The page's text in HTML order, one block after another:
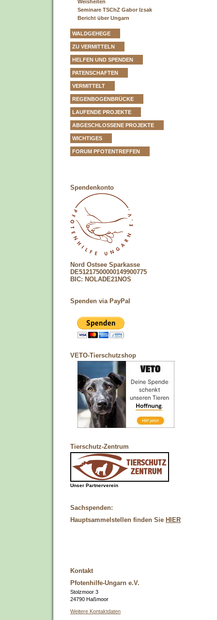
Weisheiten
Seminare TSChZ Gabor Izsak
Bericht über Ungarn
WALDGEHEGE
ZU VERMITTELN
HELFEN UND SPENDEN
PATENSCHAFTEN
VERMITTELT
REGENBOGENBRÜCKE
LAUFENDE PROJEKTE
ABGESCHLOSSENE PROJEKTE
WICHTIGES
FORUM PFOTENTREFFEN
Spendenkonto
Nord Ostsee Sparkasse
DE51217500000149900775
BIC: NOLADE21NOS
Spenden via PayPal
VETO-Tierschutzshop
Tierschutz-Zentrum
Unser Partnerverein
Sachspenden:
Hauptsammelstellen finden Sie HIER
Kontakt
Pfotenhilfe-Ungarn e.V.
Stolzmoor 3
24790 Haßmoor
Weitere Kontaktdaten